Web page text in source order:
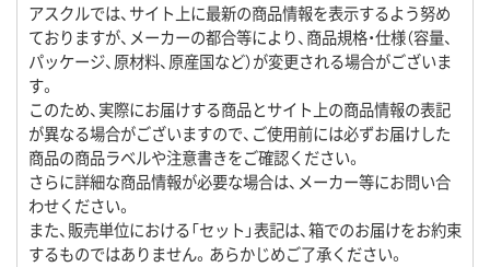
アスクルでは、サイト上に最新の商品情報を表示するよう努め
ておりますが、メーカーの都合等により、商品規格・仕様（容量、
パッケージ、原材料、原産国など）が変更される場合がございま
す。
このため、実際にお届けする商品とサイト上の商品情報の表記
が異なる場合がございますので、ご使用前には必ずお届けした
商品の商品ラベルや注意書きをご確認ください。
さらに詳細な商品情報が必要な場合は、メーカー等にお問い合
わせください。
また、販売単位における「セット」表記は、箱でのお届けをお約束
するものではありません。あらかじめご了承ください。